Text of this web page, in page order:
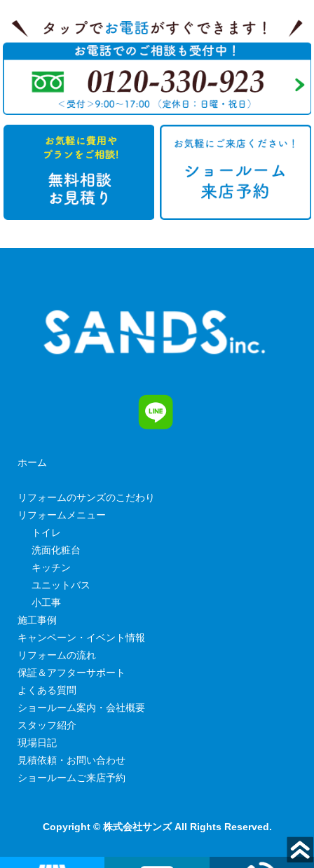
ホーム
リフォームのサンズのこだわり
リフォームメニュー
トイレ
洗面化粧台
キッチン
ユニットバス
小工事
施工事例
キャンペーン・イベント情報
リフォームの流れ
保証＆アフターサポート
よくある質問
ショールーム案内・会社概要
スタッフ紹介
現場日記
見積依頼・お問い合わせ
ショールームご来店予約
Copyright © 株式会社サンズ All Rights Reserved.